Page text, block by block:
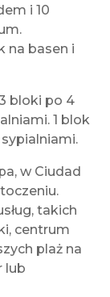
i 10
na basen i
bloki po 4
1 blok
w Ciudad
takich
centrum
plaż na
lub